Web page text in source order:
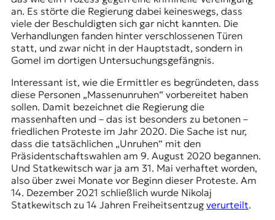
an. Es störte die Regierung dabei keineswegs, dass
viele der Beschuldigten sich gar nicht kannten. Die
Verhandlungen fanden hinter verschlossenen Türen
statt, und zwar nicht in der Hauptstadt, sondern in
Gomel im dortigen Untersuchungsgefängnis.
Interessant ist, wie die Ermittler es begründeten, dass
diese Personen „Massenunruhen“ vorbereitet haben
sollen. Damit bezeichnet die Regierung die
massenhaften und – das ist besonders zu betonen –
friedlichen Proteste im Jahr 2020. Die Sache ist nur,
dass die tatsächlichen „Unruhen“ mit den
Präsidentschaftswahlen am 9. August 2020 begannen.
Und Statkewitsch war ja am 31. Mai verhaftet worden,
also über zwei Monate vor Beginn dieser Proteste. Am
14. Dezember 2021 schließlich wurde Nikolaj
Statkewitsch zu 14 Jahren Freiheitsentzug verurteilt.